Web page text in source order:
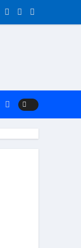
14 Hari: